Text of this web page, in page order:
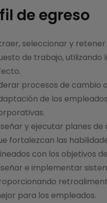
de egreso
seleccionar y
de trabajo, utilizando
procesos de cambio
de los
y ejecutar planes
fortalezcan las
con los objetivos
e implementar
para los empleados.